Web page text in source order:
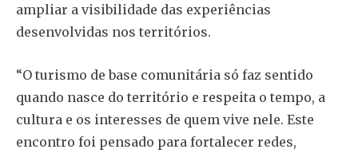
ampliar a visibilidade das experiências
desenvolvidas nos territórios.
“O turismo de base comunitária só faz sentido
quando nasce do território e respeita o tempo, a
cultura e os interesses de quem vive nele. Este
encontro foi pensado para fortalecer redes,